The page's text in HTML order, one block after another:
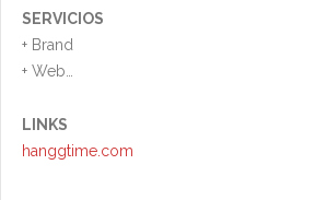
SERVICIOS
+ Brand
+ Web
+ Otros
LINKS
hanggtime.com